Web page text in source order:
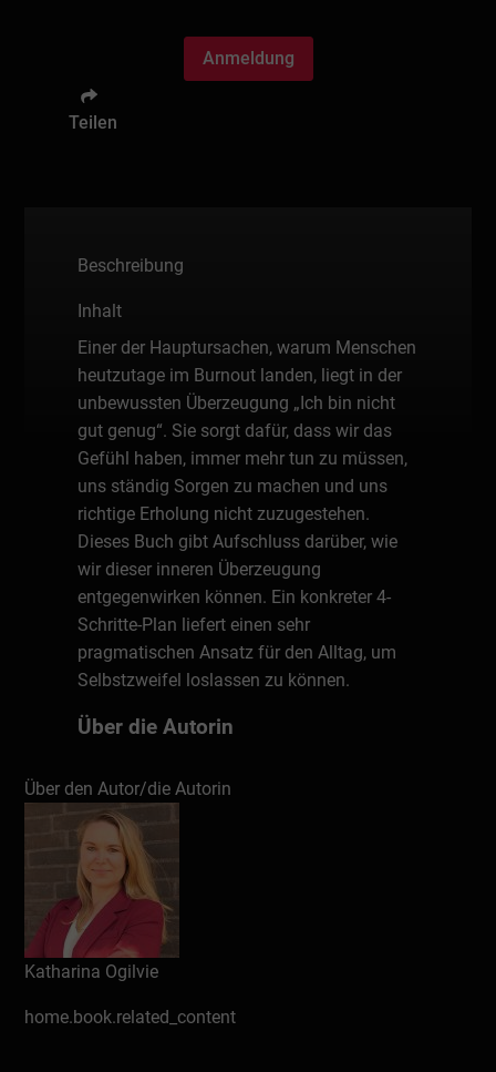
Anmeldung
Teilen
Beschreibung
Inhalt
Einer der Hauptursachen, warum Menschen
heutzutage im Burnout landen, liegt in der
unbewussten Überzeugung „Ich bin nicht
gut genug“. Sie sorgt dafür, dass wir das
Gefühl haben, immer mehr tun zu müssen,
uns ständig Sorgen zu machen und uns
richtige Erholung nicht zuzugestehen.
Dieses Buch gibt Aufschluss darüber, wie
wir dieser inneren Überzeugung
entgegenwirken können. Ein konkreter 4-
Schritte-Plan liefert einen sehr
pragmatischen Ansatz für den Alltag, um
Selbstzweifel loslassen zu können.
Über die Autorin
Wirtschaftspsychologin & Expertin für
Mentale Gesundheit an der Technischen
Universität München tätig und erarbeitet in
ihren Kursen mit den Studierenden
Lösungen zum Umgang mit negativen,
unbewussten Überzeugungen. Sie
entwickelt und leitet Kurse und Workshops
für Unternehmen zur achtsamen
Selbstführung u.a. zu Themen wie bspw.:
Über den Autor/die Autorin
Katharina Ogilvie
home.book.related_content